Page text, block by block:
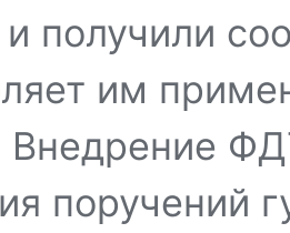
получили
им
Внедрение
поручений